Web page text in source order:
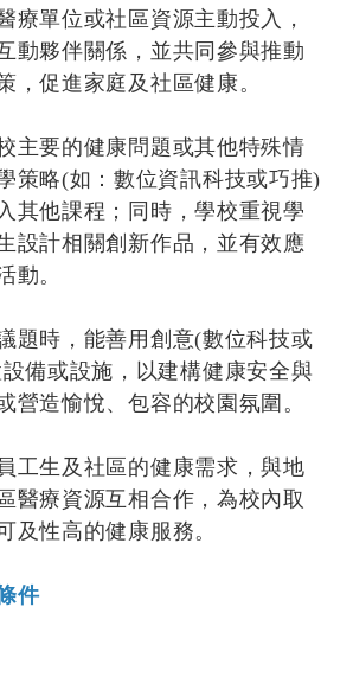
療單位或社區資源主動投入，
動夥伴關係，並共同參與推動
，促進家庭及社區健康。
主要的健康問題或其他特殊情
策略(如：數位資訊科技或巧推)
其他課程；同時，學校重視學
設計相關創新作品，並有效應
動。
題時，能善用創意(數位科技或
備或設施，以建構健康安全與
營造愉悅、包容的校園氛圍。
工生及社區的健康需求，與地
醫療資源互相合作，為校內取
及性高的健康服務。
件